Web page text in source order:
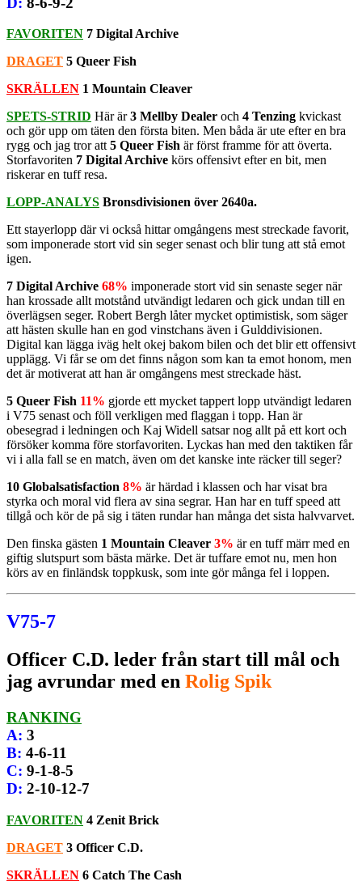
FAVORITEN 7 Digital Archive
DRAGET 5 Queer Fish
SKRÄLLEN 1 Mountain Cleaver
SPETS-STRID Här är3 Mellby Dealer och 4 Tenzing kvickast
och gör upp om täten den första biten. Men båda är ute efter en bra
rygg och jag tror att 5 Queer Fish är först framme för att överta.
Storfavoriten 7 Digital Archive körs offensivt efter en bit, men
riskerar en tuff resa.
LOPP-ANALYS Bronsdivisionen över 2640a.
Ett stayerlopp där vi också hittar omgångens mest streckade favorit,
som imponerade stort vid sin seger senast och blir tung att stå emot
igen.
7 Digital Archive 68% imponerade stort vid sin senaste seger när
han krossade allt motstånd utvändigt ledaren och gick undan till en
överlägsen seger. Robert Bergh låter mycket optimistisk, som säger
att hästen skulle han en god vinstchans även i Gulddivisionen.
Digital kan lägga iväg helt okej bakom bilen och det blir ett offensivt
upplägg. Vi får se om det finns någon som kan ta emot honom, men
det är motiverat att han är omgångens mest streckade häst.
5 Queer Fish 11% gjorde ett mycket tappert lopp utvändigt ledaren
i V75 senast och föll verkligen med flaggan i topp. Han är
obesegrad i ledningen och Kaj Widell satsar nog allt på ett kort och
försöker komma före storfavoriten. Lyckas han med den taktiken får
vi i alla fall se en match, även om det kanske inte räcker till seger?
10 Globalsatisfaction 8% är härdad i klassen och har visat bra
styrka och moral vid flera av sina segrar. Han har en tuff speed att
tillgå och kör de på sig i täten rundar han många det sista halvvarvet.
Den finska gästen 1 Mountain Cleaver 3% är en tuff märr med en
giftig slutspurt som bästa märke. Det är tuffare emot nu, men hon
körs av en finländsk toppkusk, som inte gör många fel i loppen.
V75-7
Officer C.D. leder från start till mål och
jag avrundar med en Rolig Spik
RANKING
A: 3
B: 4-6-11
C: 9-1-8-5
D: 2-10-12-7
FAVORITEN 4 Zenit Brick
DRAGET 3 Officer C.D.
SKRÄLLEN 6 Catch The Cash